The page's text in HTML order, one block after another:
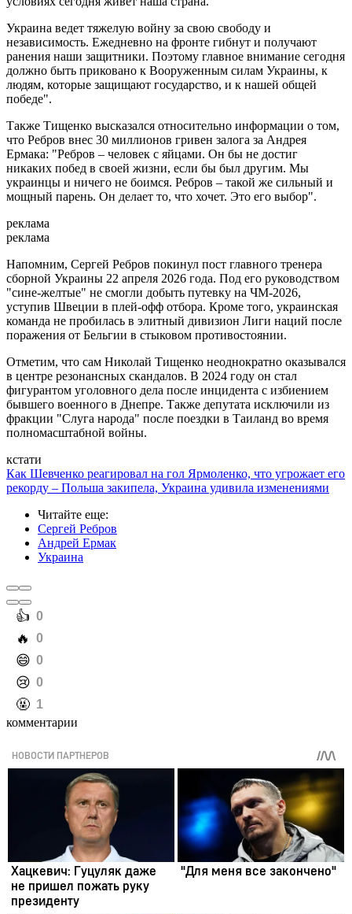
Украина ведет тяжелую войну за свою свободу и
независимость. Ежедневно на фронте гибнут и получают
ранения наши защитники. Поэтому главное внимание сегодня
должно быть приковано к Вооруженным силам Украины, к
людям, которые защищают государство, и к нашей общей
победе".
Также Тищенко высказался относительно информации о том,
что Ребров внес 30 миллионов гривен залога за Андрея
Ермака: "Ребров – человек с яйцами. Он бы не достиг
никаких побед в своей жизни, если бы был другим. Мы
украинцы и ничего не боимся. Ребров – такой же сильный и
мощный парень. Он делает то, что хочет. Это его выбор".
реклама
реклама
Напомним, Сергей Ребров покинул пост главного тренера
сборной Украины 22 апреля 2026 года. Под его руководством
"сине-желтые" не смогли добыть путевку на ЧМ-2026,
уступив Швеции в плей-офф отбора. Кроме того, украинская
команда не пробилась в элитный дивизион Лиги наций после
поражения от Бельгии в стыковом противостоянии.
Отметим, что сам Николай Тищенко неоднократно оказывался
в центре резонансных скандалов. В 2024 году он стал
фигурантом уголовного дела после инцидента с избиением
бывшего военного в Днепре. Также депутата исключили из
фракции "Слуга народа" после поездки в Таиланд во время
полномасштабной войны.
кстати
Как Шевченко реагировал на гол Ярмоленко, что угрожает его
рекорду – Польша закипела, Украина удивила изменениями
Читайте еще:
Сергей Ребров
Андрей Ермак
Украина
️👍 0
️🔥 0
️😄 0
️😢 0
️🤬 1
комментарии